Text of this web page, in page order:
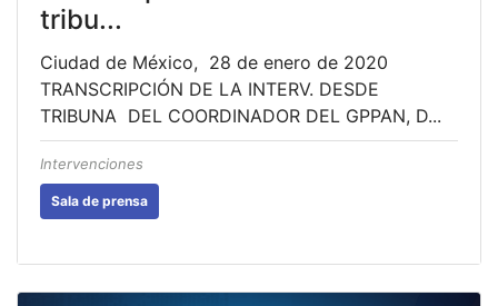
tribu...
Ciudad de México, 28 de enero de 2020
TRANSCRIPCIÓN DE LA INTERV. DESDE
TRIBUNA DEL COORDINADOR DEL GPPAN, D...
Intervenciones
Sala de prensa